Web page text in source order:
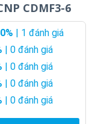
CDMF3-6
| 1 đánh giá
| 0 đánh giá
| 0 đánh giá
| 0 đánh giá
| 0 đánh giá